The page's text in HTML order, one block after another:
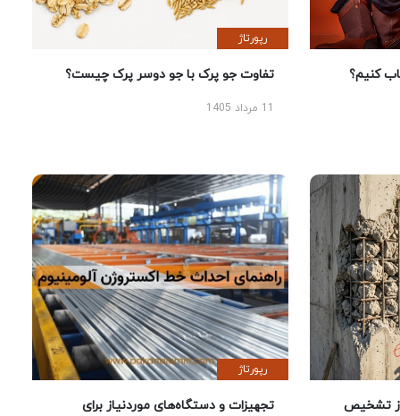
کنیم؟
رپورتاژ
تفاوت جو پرک با جو دوسر پرک چیست؟
تشخیص
رپورتاژ
تجهیزات و دستگاه‌های موردنیاز برای